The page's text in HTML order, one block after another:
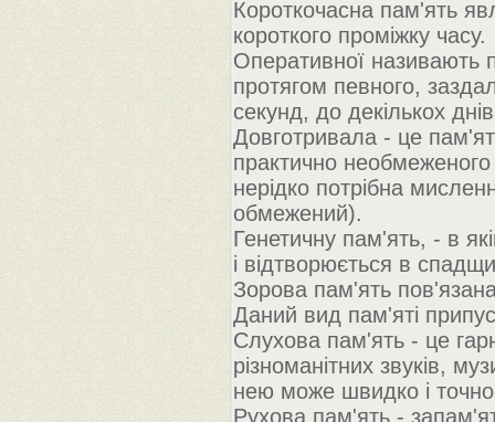
Короткочасна пам'ять
короткого проміжку часу.
Оперативної називають
протягом певного,
секунд, до декількох
Довготривала - це
практично необмеженого
нерідко потрібна
обмежений).
Генетичну пам'ять, - в
і відтворюється в
Зорова пам'ять
Даний вид пам'яті
Слухова пам'ять - це
різноманітних звуків,
нею може швидко і точно
Рухова пам'ять -